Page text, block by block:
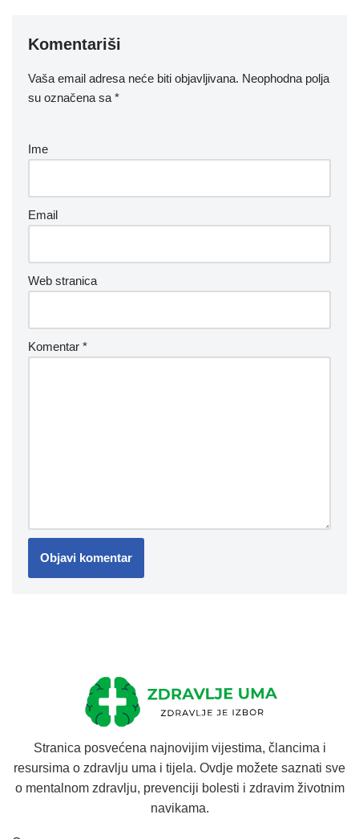
Komentariši
Vaša email adresa neće biti objavljivana. Neophodna polja
su označena sa *
Ime
Email
Web stranica
Komentar *
Stranica posvećena najnovijim vijestima, člancima i
resursima o zdravlju uma i tijela. Ovdje možete saznati sve
o mentalnom zdravlju, prevenciji bolesti i zdravim životnim
navikama.